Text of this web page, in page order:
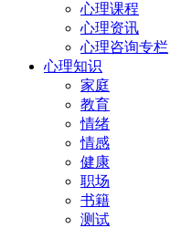
心理课程
心理资讯
心理咨询专栏
心理知识
家庭
教育
情绪
情感
健康
职场
书籍
测试